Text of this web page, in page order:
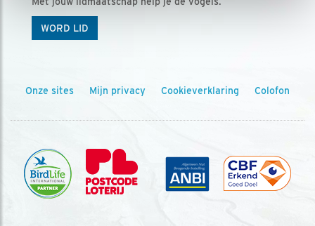
WORD LID
Onze sites Mijn privacy Cookieverklaring Colofon